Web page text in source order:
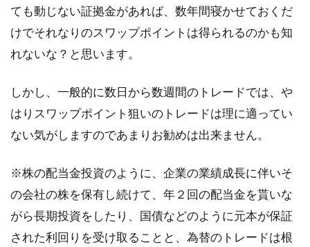
ても動じない証拠金があれば、数年間寝かせておくだ
けでそれなりのスワップポイントは得られるのかも知
れないな？と思います。
しかし、一般的に数日から数週間のトレードでは、や
はりスワップポイント狙いのトレードは理に適ってい
ない気がしますのであまりお勧めは出来ません。
※株の配当金投資のように、企業の業績成長に伴いそ
の会社の株を保有し続けて、年２回の配当金を貰いな
がら長期投資をしたり、国債などのように元本が保証
された利回りを受け取ることと、為替のトレードは根